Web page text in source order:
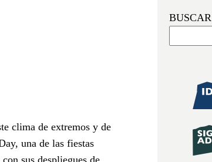
clima de extremos y de
una de las fiestas
sus despliegues de
BUSCAR